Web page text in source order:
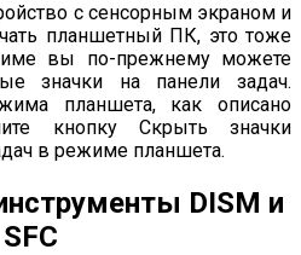
с сенсорным экраном и
планшетный ПК, это тоже
вы по-прежнему можете
значки на панели задач.
планшета, как описано
кнопку Скрыть значки
в режиме планшета.
DISM и
SFC